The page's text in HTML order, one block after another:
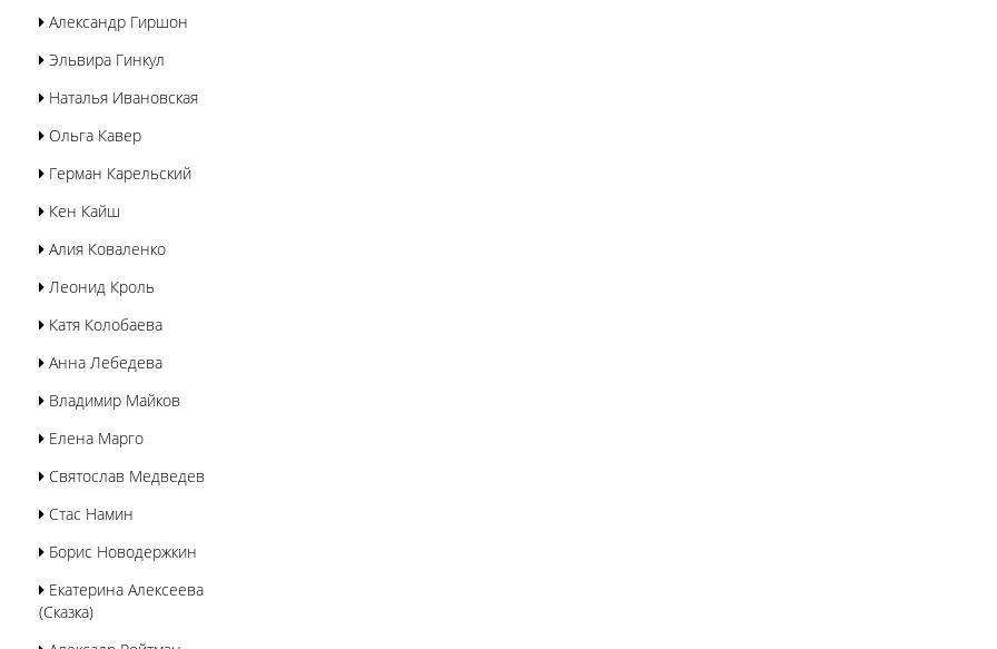
Александр Гиршон
Эльвира Гинкул
Наталья Ивановская
Ольга Кавер
Герман Карельский
Кен Кайш
Алия Коваленко
Леонид Кроль
Катя Колобаева
Анна Лебедева
Владимир Майков
Елена Марго
Святослав Медведев
Стас Намин
Борис Новодержкин
Екатерина Алексеева
(Сказка)